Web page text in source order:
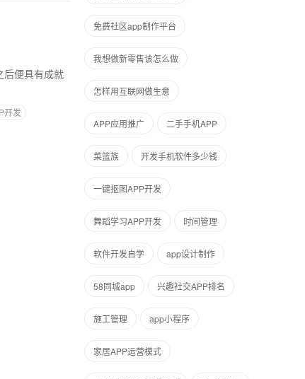
后便具有成就
开发
免费社区app制作平台
我想做新零售该怎么做
怎样用互联网做生意
APP应用推广 二手手机APP
菜篮族 开发手机软件多少钱
一键抠图APP开发
舞蹈学习APP开发 时间管理
软件开发自学 app设计制作
58同城app 兴趣社交APP排名
施工管理 app小程序
家居APP运营模式